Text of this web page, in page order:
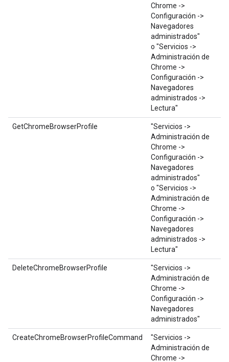
Chrome ->
Configuración ->
Navegadores
administrados"
o "Servicios ->
Administración de
Chrome ->
Configuración ->
Navegadores
administrados ->
Lectura"
GetChromeBrowserProfile
"Servicios ->
Administración de
Chrome ->
Configuración ->
Navegadores
administrados"
o "Servicios ->
Administración de
Chrome ->
Configuración ->
Navegadores
administrados ->
Lectura"
DeleteChromeBrowserProfile
"Servicios ->
Administración de
Chrome ->
Configuración ->
Navegadores
administrados"
CreateChromeBrowserProfileCommand
"Servicios ->
Administración de
Chrome ->